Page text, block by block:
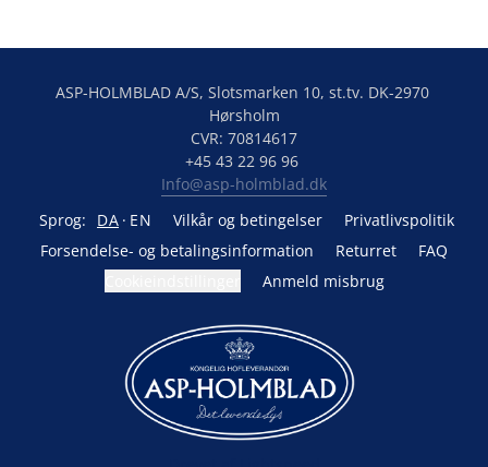
ASP-HOLMBLAD A/S, Slotsmarken 10, st.tv. DK-2970
Hørsholm
CVR: 70814617
Info@asp-holmblad.dk
Sprog:
DA EN Vilkår og betingelser
Privatlivspolitik
Forsendelse- og betalingsinformation
Returret
FAQ
Anmeld misbrug